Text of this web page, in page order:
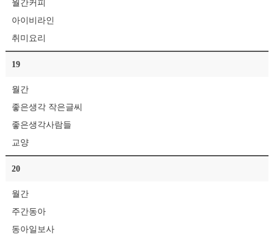
월간커피
아이비라인
취미요리
19
월간
좋은생각 작은글씨
좋은생각사람들
교양
20
월간
주간동아
동아일보사